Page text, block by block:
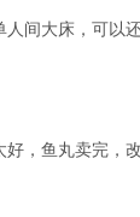
间大床，可以
，鱼丸卖完，